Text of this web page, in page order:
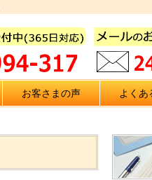
お客さまの声 よくあ